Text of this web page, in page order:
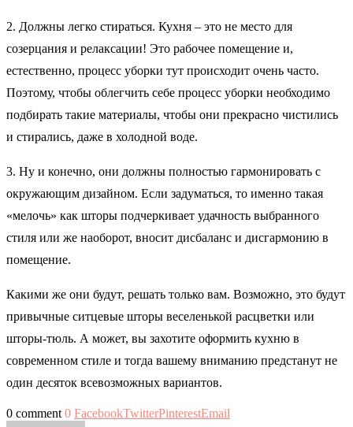
2. Должны легко стираться. Кухня – это не место для
созерцания и релаксации! Это рабочее помещение и,
естественно, процесс уборки тут происходит очень часто.
Поэтому, чтобы облегчить себе процесс уборки необходимо
подбирать такие материалы, чтобы они прекрасно чистились
и стирались, даже в холодной воде.
3. Ну и конечно, они должны полностью гармонировать с
окружающим дизайном. Если задуматься, то именно такая
«мелочь» как шторы подчеркивает удачность выбранного
стиля или же наоборот, вносит дисбаланс и дисгармонию в
помещение.
Какими же они будут, решать только вам. Возможно, это будут
привычные ситцевые шторы веселенькой расцветки или
шторы-тюль. А может, вы захотите оформить кухню в
современном стиле и тогда вашему вниманию предстанут не
один десяток всевозможных вариантов.
0 comment 0 FacebookTwitterPinterestEmail